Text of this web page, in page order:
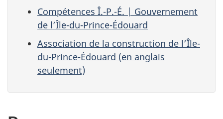
Compétences Î.-P.-É. | Gouvernement
de l’Île-du-Prince-Édouard
Association de la construction de l’Île-
du-Prince-Édouard (en anglais
seulement)